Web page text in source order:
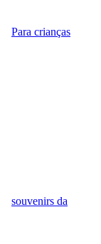
Para crianças
souvenirs da